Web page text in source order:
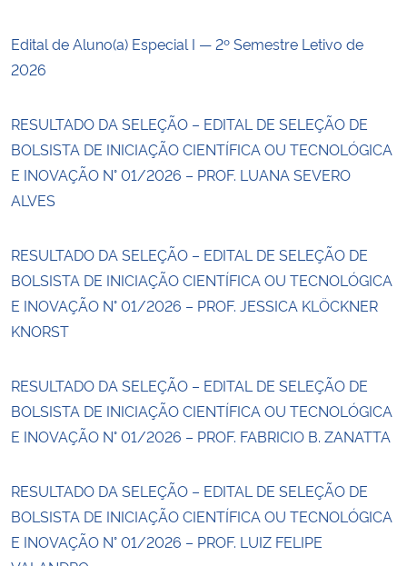
Edital de Aluno(a) Especial I — 2º Semestre Letivo de
2026
RESULTADO DA SELEÇÃO – EDITAL DE SELEÇÃO DE
BOLSISTA DE INICIAÇÃO CIENTÍFICA OU TECNOLÓGICA
E INOVAÇÃO N° 01/2026 – PROF. LUANA SEVERO
ALVES
RESULTADO DA SELEÇÃO – EDITAL DE SELEÇÃO DE
BOLSISTA DE INICIAÇÃO CIENTÍFICA OU TECNOLÓGICA
E INOVAÇÃO N° 01/2026 – PROF. JESSICA KLÖCKNER
KNORST
RESULTADO DA SELEÇÃO – EDITAL DE SELEÇÃO DE
BOLSISTA DE INICIAÇÃO CIENTÍFICA OU TECNOLÓGICA
E INOVAÇÃO N° 01/2026 – PROF. FABRICIO B. ZANATTA
RESULTADO DA SELEÇÃO – EDITAL DE SELEÇÃO DE
BOLSISTA DE INICIAÇÃO CIENTÍFICA OU TECNOLÓGICA
E INOVAÇÃO N° 01/2026 – PROF. LUIZ FELIPE